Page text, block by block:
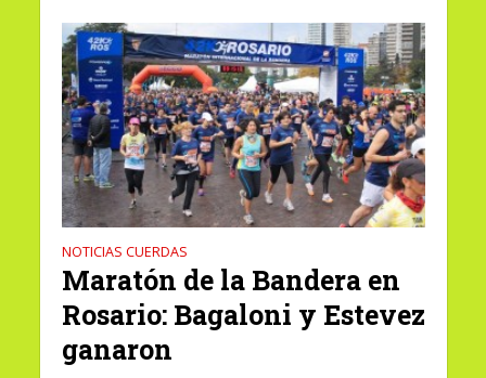
NOTICIAS CUERDAS
Maratón de la Bandera en
Rosario: Bagaloni y Estevez
ganaron